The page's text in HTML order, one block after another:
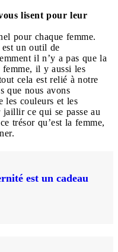
lisent pour leur
pour chaque femme.
un outil de
il n’y a pas que la
il y aussi les
cela est relié à notre
que nous avons
les couleurs et les
ce qui se passe au
trésor qu’est la femme,
est un cadeau